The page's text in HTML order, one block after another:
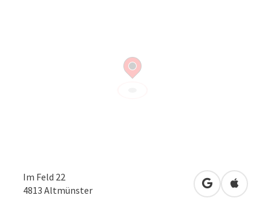
Im Feld 22
4813 Altmünster in Google
in